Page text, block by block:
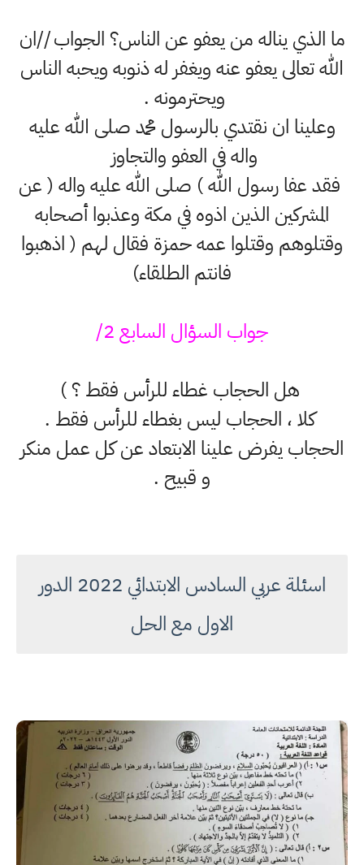
ما الذي يناله من يعفو عن الناس؟ الجواب //ان
الله تعالى يعفو عنه ويغفر له ذنوبه ويحبه الناس
ويحترمونه .
وعلينا ان نقتدي بالرسول محمد صلى الله عليه
واله في العفو والتجاوز
فقد عفا رسول الله ) صلى الله عليه واله ( عن
المشركين الذين اذوه في مكة وعذبوا أصحابه
وقتلوهم وقتلوا عمه حمزة فقال لهم ( اذهبوا
فانتم الطلقاء)
جواب السؤال السابع 2/
هل الحجاب غطاء للرأس فقط ؟ )
كلا ، الحجاب ليس بغطاء للرأس فقط .
الحجاب يفرض علينا الابتعاد عن كل عمل منكر
و قبيح .
اسئلة عربي السادس الابتدائي 2022 الدور
الاول مع الحل